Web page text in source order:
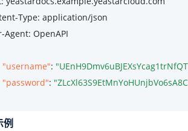
Type: application/json
Agent: OpenAPI
"username":
"password":
例